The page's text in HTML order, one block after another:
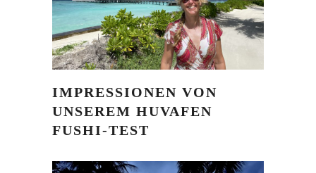
IMPRESSIONEN VON
UNSEREM HUVAFEN
FUSHI-TEST